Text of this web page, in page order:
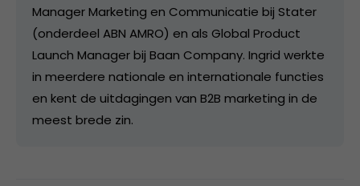
Manager Marketing en Communicatie bij Stater
(onderdeel ABN AMRO) en als Global Product
Launch Manager bij Baan Company. Ingrid werkte
in meerdere nationale en internationale functies
en kent de uitdagingen van B2B marketing in de
meest brede zin.